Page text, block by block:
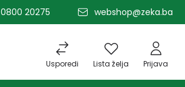
0800 20275 webshop@zeka.ba
Usporedi Lista želja Prijava